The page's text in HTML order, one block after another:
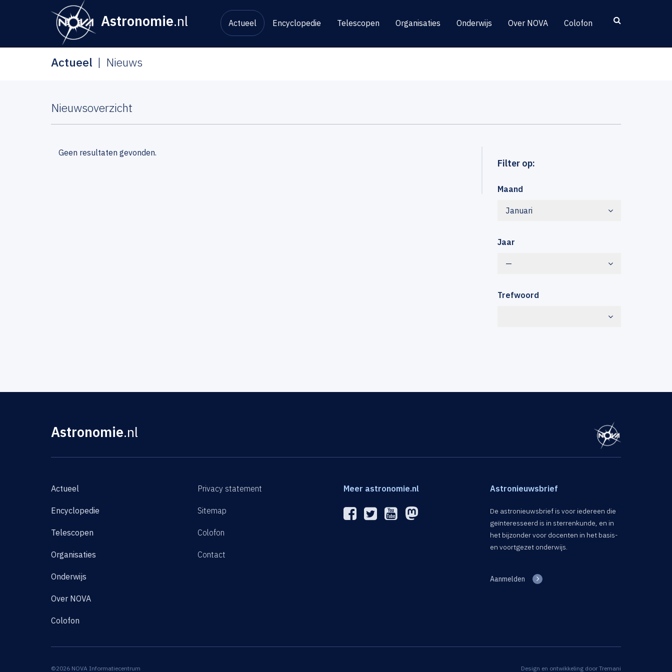
Astronomie.nl Actueel Encyclopedie Telescopen Organisaties Onderwijs Over NOVA Colofon
Actueel Nieuws
Nieuwsoverzicht
Filter op:
Maand
Januari
Jaar
—
Trefwoord
Geen resultaten gevonden.
Astronomie.nl
Actueel
Encyclopedie
Telescopen
Organisaties
Onderwijs
Over NOVA
Colofon
Privacy statement
Sitemap
Colofon
Contact
Meer astronomie.nl Astronieuwsbrief
De astronieuwsbrief is voor iedereen die
geïnteresseerd is in sterrenkunde, en in
het bijzonder voor docenten in het basis-
en voortgezet onderwijs.
Aanmelden
©2026 NOVA Informatiecentrum Design en ontwikkeling door Tremani